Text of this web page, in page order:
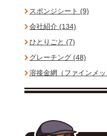
スポンジシート (9)
会社紹介 (134)
ひとりごと (7)
グレーチング (48)
溶接金網（ファインメ